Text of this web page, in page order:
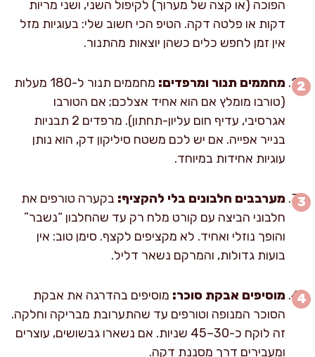
הפוכה (או קצה של מערוך) לקיפול השני, ושני מריות
דקות או פלטה דקה. הטיפ הכי חשוב שלי: בעוגיות מזל
אין זמן לחפש כלים כשהן יוצאות מהתנור.
מחממים תנור ומרפדים:
מחממים תנור ל-180 מעלות
(טורבו מומלץ אם הוא אחיד אצלכם; אם הטורבו
אגרסיבי, עדיף חום עליון-תחתון). מרפדים 2 תבניות
בנייר אפייה. אם יש לכם משטח סיליקון דק, הוא נותן
עוגיות אחידות במיוחד.
מערבבים חלבונים בלי להקציף: בקערה טורפים את
חלבוני הביצה עם קורט מלח רק עד שהחלבון “נשבר”
והופך נוזלי ואחיד. לא מקציפים לקצף. סימן טוב: אין
בועות גדולות, והמרקם נשאר דליל.
מוסיפים אבקת סוכר: מוסיפים בהדרגה את אבקת
הסוכר המנופה וטורפים עד שהתערובת מבריקה וחלקה.
זה לוקח כ-30–45 שניות. אם נשארו גבשושים, עוצרים
ומעבירים דרך מסננת דקה.